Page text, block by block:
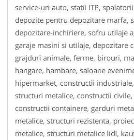
service-uri auto, statii ITP,
depozite pentru depozitare marfa,
depozitare-inchiriere, sofru utilaje
garaje masini si utilaje, depozitare
grajduri animale, ferme, birouri,
hangare, hambare, saloane
hipermarket, constructii
structuri metalice, constructii
constructii containere, garduri
metalice, structuri rezistenta,
metalice, structuri metalice lidl,